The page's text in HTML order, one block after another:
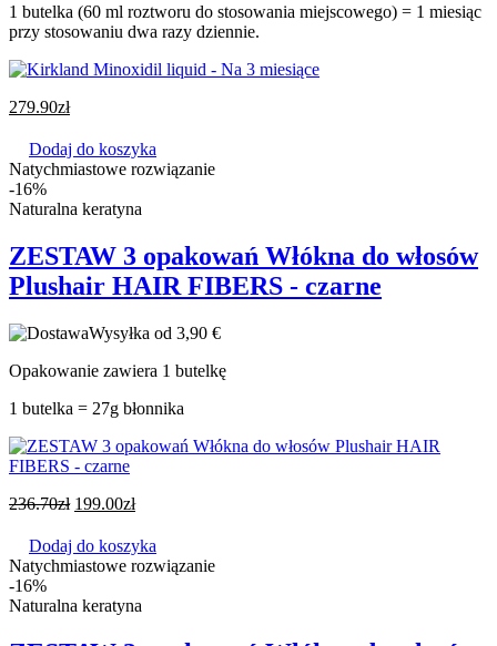
1 butelka (60 ml roztworu do stosowania miejscowego) = 1 miesiąc
przy stosowaniu dwa razy dziennie.
279.90zł
Dodaj do koszyka
Natychmiastowe rozwiązanie
-16%
Naturalna keratyna
ZESTAW 3 opakowań Włókna do włosów
Plushair HAIR FIBERS - czarne
Wysyłka od 3,90 €
Opakowanie zawiera 1 butelkę
1 butelka = 27g błonnika
236.70zł 199.00zł
Dodaj do koszyka
Natychmiastowe rozwiązanie
-16%
Naturalna keratyna